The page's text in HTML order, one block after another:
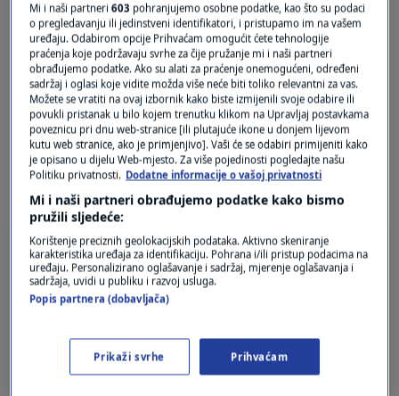
Pošalji
5 KOMENTARA Najnovije
prije 3 mjeseci
ANTE BAN
Sama logika nalaže da "HDZ-ov dečko"- ne
izabran! Zna Laura dobro sa kim ima posla!
Odgovor
Mi i naši partneri603 pohranjujemo osobne podatke, kao što su podaci
o pregledavanju ili jedinstveni identifikatori, i pristupamo im na vašem
uređaju. Odabirom opcije Prihvaćam omogućit ćete tehnologije
praćenja koje podržavaju svrhe za čije pružanje mi i naši partneri
obrađujemo podatke. Ako su alati za praćenje onemogućeni, određeni
sadržaj i oglasi koje vidite možda više neće biti toliko relevantni za vas.
Možete se vratiti na ovaj izbornik kako biste izmijenili svoje odabire ili
povukli pristanak u bilo kojem trenutku klikom na Upravljaj postavkama
poveznicu pri dnu web-stranice [ili plutajuće ikone u donjem lijevom
kutu web stranice, ako je primjenjivo]. Vaši će se odabiri primijeniti kako
je opisano u dijelu Web-mjesto. Za više pojedinosti pogledajte našu
Politiku privatnosti. Dodatne informacije o vašoj privatnosti
Mi i naši partneri obrađujemo podatke kako bismo
pružili sljedeće:
Korištenje preciznih geolokacijskih podataka. Aktivno skeniranje
karakteristika uređaja za identifikaciju. Pohrana i/ili pristup podacima na
uređaju. Personalizirano oglašavanje i sadržaj, mjerenje oglašavanja i
sadržaja, uvidi u publiku i razvoj usluga.
Popis partnera (dobavljača)
Prikaži svrhe Prihvaćam